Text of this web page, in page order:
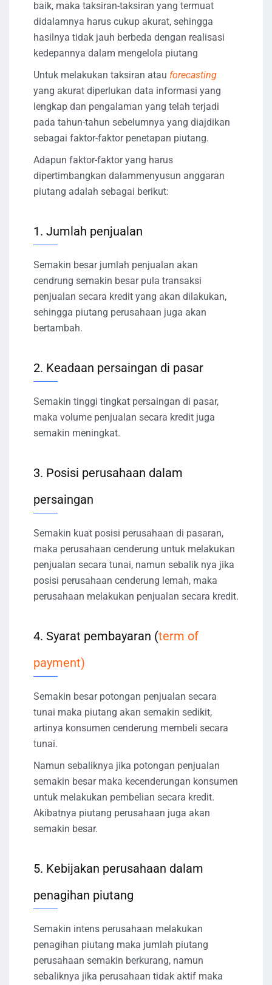
baik, maka taksiran-taksiran yang termuat
didalamnya harus cukup akurat, sehingga
hasilnya tidak jauh berbeda dengan realisasi
kedepannya dalam mengelola piutang
Untuk melakukan taksiran atau forecasting
yang akurat diperlukan data informasi yang
lengkap dan pengalaman yang telah terjadi
pada tahun-tahun sebelumnya yang diajdikan
sebagai faktor-faktor penetapan piutang.
Adapun faktor-faktor yang harus
dipertimbangkan dalammenyusun anggaran
piutang adalah sebagai berikut:
1. Jumlah penjualan
Semakin besar jumlah penjualan akan
cendrung semakin besar pula transaksi
penjualan secara kredit yang akan dilakukan,
sehingga piutang perusahaan juga akan
bertambah.
2. Keadaan persaingan di pasar
Semakin tinggi tingkat persaingan di pasar,
maka volume penjualan secara kredit juga
semakin meningkat.
3. Posisi perusahaan dalam
persaingan
Semakin kuat posisi perusahaan di pasaran,
maka perusahaan cenderung untuk melakukan
penjualan secara tunai, namun sebalik nya jika
posisi perusahaan cenderung lemah, maka
perusahaan melakukan penjualan secara kredit.
4. Syarat pembayaran (term of
payment)
Semakin besar potongan penjualan secara
tunai maka piutang akan semakin sedikit,
artinya konsumen cenderung membeli secara
tunai.
Namun sebaliknya jika potongan penjualan
semakin besar maka kecenderungan konsumen
untuk melakukan pembelian secara kredit.
Akibatnya piutang perusahaan juga akan
semakin besar.
5. Kebijakan perusahaan dalam
penagihan piutang
Semakin intens perusahaan melakukan
penagihan piutang maka jumlah piutang
perusahaan semakin berkurang, namun
sebaliknya jika perusahaan tidak aktif maka